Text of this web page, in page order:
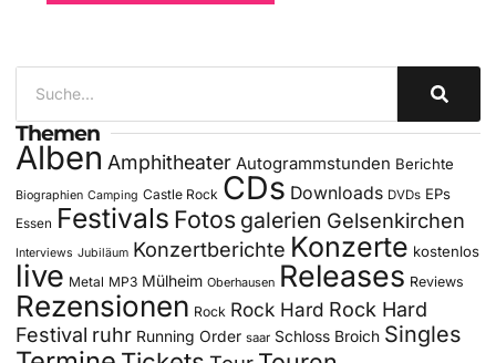
Themen
Alben Amphitheater Autogrammstunden Berichte
Biographien Camping Castle Rock CDs Downloads DVDs EPs
Essen Festivals Fotos galerien Gelsenkirchen
Interviews Jubiläum Konzertberichte Konzerte kostenlos
live Metal MP3 Mülheim Oberhausen Releases Reviews
Rezensionen Rock Rock Hard Rock Hard
Festival ruhr Running Order saar Schloss Broich Singles